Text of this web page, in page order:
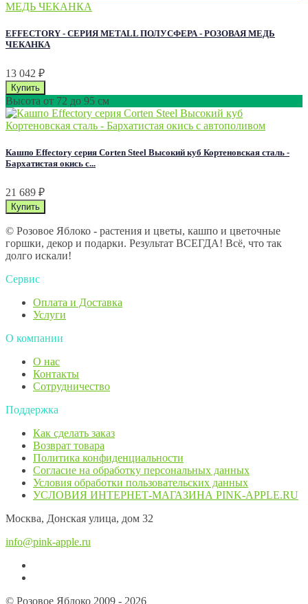
EFFECTORY - СЕРИЯ METALL ПОЛУСФЕРА - РОЗОВАЯ МЕДЬ
ЧЕКАНКА
13 042 ₽
Высота от 72 до 95 см
Кашпо Effectory серия Corten Steel Высокий куб Кортеновская сталь -
Бархатистая окись с...
21 689 ₽
© Розовое Яблоко - растения и цветы, кашпо и цветочные
горшки, декор и подарки. Результат ВСЕГДА! Всё, что так
долго искали!
Сервис
Оплата и Доставка
Услуги
О компании
О нас
Контакты
Сотрудничество
Поддержка
Как сделать заказ
Возврат товара
Политика конфиденциальности
Согласие ​на обработку персональных данных
Условия обработки пользовательских данных
УСЛОВИЯ ИНТЕРНЕТ-МАГАЗИНА PINK-APPLE.RU
Москва, Донская улица, дом 32
info@pink-apple.ru
© Розовое Яблоко 2009 - 2026